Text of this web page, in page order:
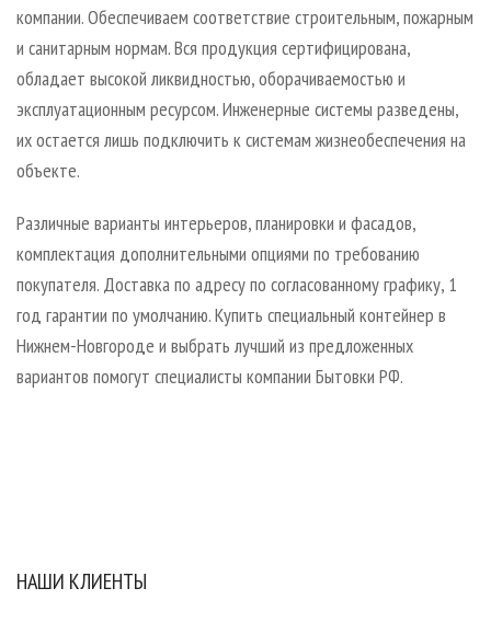
компании. Обеспечиваем соответствие строительным, пожарным
и санитарным нормам. Вся продукция сертифицирована,
обладает высокой ликвидностью, оборачиваемостью и
эксплуатационным ресурсом. Инженерные системы разведены,
их остается лишь подключить к системам жизнеобеспечения на
объекте.
Различные варианты интерьеров, планировки и фасадов,
комплектация дополнительными опциями по требованию
покупателя. Доставка по адресу по согласованному графику, 1
год гарантии по умолчанию. Купить специальный контейнер в
Нижнем-Новгороде и выбрать лучший из предложенных
вариантов помогут специалисты компании Бытовки РФ.
НАШИ КЛИЕНТЫ